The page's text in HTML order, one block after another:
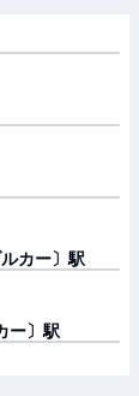
カー〕 駅
〕 駅